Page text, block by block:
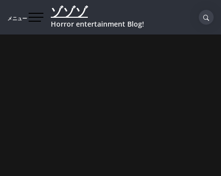
メニュー ゾゾゾ
Horror entertainment Blog!